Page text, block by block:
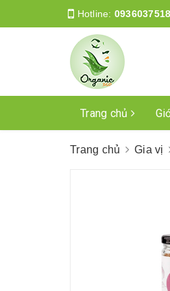
Hotline: 0936037518
Trang chủ
Trang chủ Gia vị